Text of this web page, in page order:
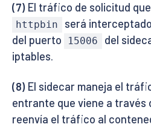
(7)El tráfico de solicitud
httpbin
será
del puerto
15006
del
iptables.
(8)El sidecar maneja el
entrante que viene a través
reenvía el tráfico al